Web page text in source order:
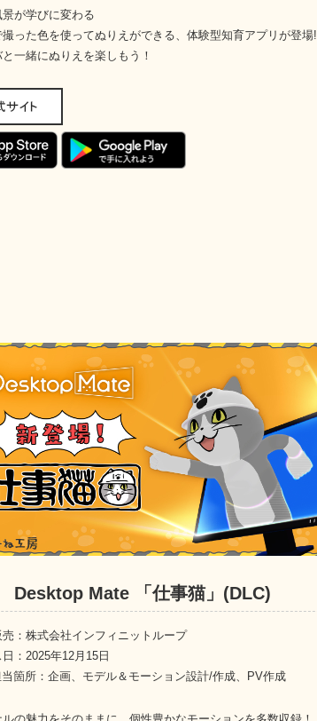
景が学びに変わる
撮った色を使ってぬりえができる、体験型知育アプリが登場!
一緒にぬりえを楽しもう！
Desktop Mate 「仕事猫」(DLC)
売：株式会社インフィニットループ
日：2025年12月15日
箇所：企画、モデル＆モーション設計/作成、PV作成